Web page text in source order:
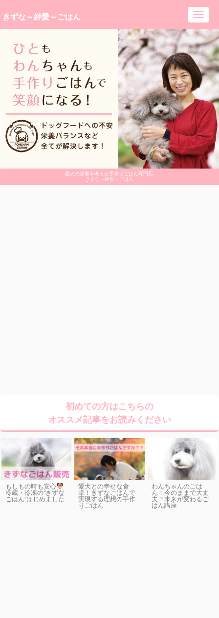
愛犬の栄養を考えた手作りごはん専門店-
きずな～絆愛～ごはん
きずな～絆愛～ごはん
初めての方はこちらの
オススメ記事をお読みください
もしもの時も安心
冷蔵・冷凍の“きずな
ごはん”はじめました
愛犬との幸せな食
卓！きずなごはんで
実現する理想の手作
りごはん
わんちゃんのごは
ん！今のままで大丈
夫？未来が変わるご
はん講座